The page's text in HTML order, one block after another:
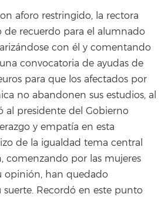
aforo restringido, la rectora
recuerdo para el alumnado
con él y comentando
convocatoria de ayudas de
para que los afectados por
no abandonen sus estudios, al
al presidente del Gobierno
y empatía en esta
de la igualdad tema central
comenzando por las mujeres
opinión, han quedado
suerte. Recordó en este punto